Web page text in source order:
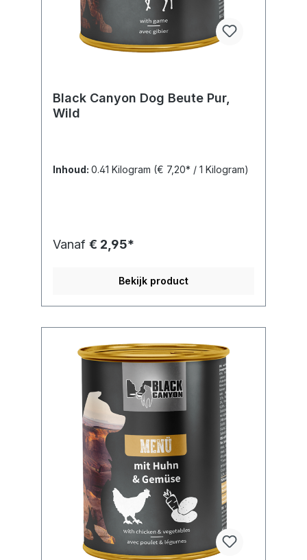
Black Canyon Dog Beute Pur,
Wild
Inhoud: 0.41 Kilogram (€ 7,20* / 1 Kilogram)
Vanaf € 2,95*
Bekijk product